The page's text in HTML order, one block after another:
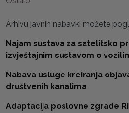
Arhivu javnih nabavki možete
Najam sustava za satelitsko
izvještajnim sustavom o
Nabava usluge kreiranja
društvenih kanalima
Adaptacija poslovne zgrade